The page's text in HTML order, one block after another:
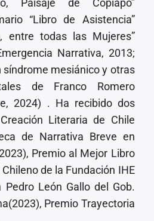
“Libro de Asistencia”
entre todas las Mujeres”
Narrativa, 2013;
síndrome mesiánico y otras
de Franco Romero
2024) . Ha recibido dos
Literaria de Chile
de Narrativa Breve en
Premio al Mejor Libro
de la Fundación IHE
León Gallo del Gob.
Premio Trayectoria